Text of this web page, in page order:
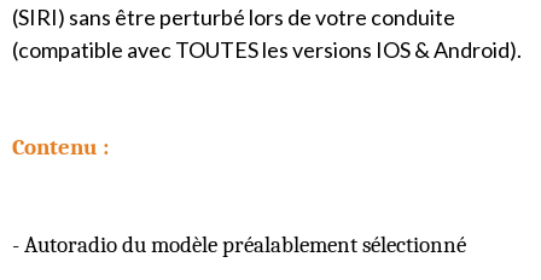
(SIRI) sans être perturbé lors de votre conduite
(compatible avec TOUTES les versions IOS & Android).
Contenu :
- Autoradio du modèle préalablement sélectionné